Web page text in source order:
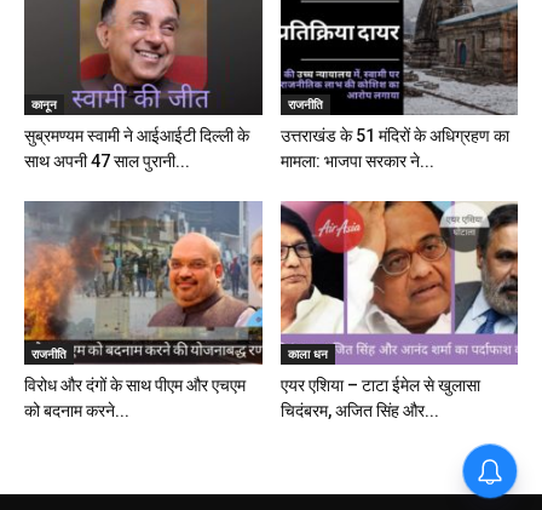
कानून
सुब्रमण्यम स्वामी ने आईआईटी दिल्ली के
साथ अपनी 47 साल पुरानी...
राजनीति
उत्तराखंड के 51 मंदिरों के अधिग्रहण का
मामला: भाजपा सरकार ने...
राजनीति
विरोध और दंगों के साथ पीएम और एचएम
को बदनाम करने...
काला धन
एयर एशिया – टाटा ईमेल से खुलासा
चिदंबरम, अजित सिंह और...